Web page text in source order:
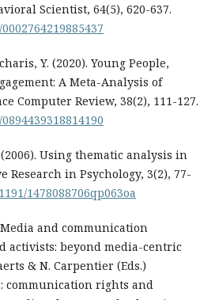
Scientist, 64(5), 620-637.
Y. (2020). Young People,
A Meta-Analysis of
Computer Review, 38(2), 111-127.
(2006). Using thematic analysis in
Research in Psychology, 3(2), 77-
1478088706qp063oa
Media and communication
activists: beyond media-centric
& N. Carpentier (Eds.)
communication rights and